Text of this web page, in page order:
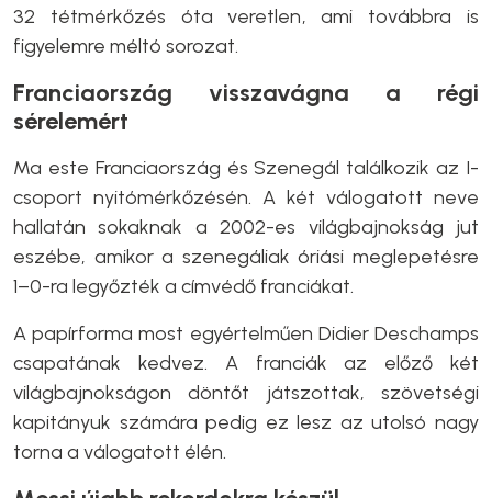
32 tétmérkőzés óta veretlen, ami továbbra is
figyelemre méltó sorozat.
Franciaország visszavágna a régi
sérelemért
Ma este Franciaország és Szenegál találkozik az I-
csoport nyitómérkőzésén. A két válogatott neve
hallatán sokaknak a 2002-es világbajnokság jut
eszébe, amikor a szenegáliak óriási meglepetésre
1–0-ra legyőzték a címvédő franciákat.
A papírforma most egyértelműen Didier Deschamps
csapatának kedvez. A franciák az előző két
világbajnokságon döntőt játszottak, szövetségi
kapitányuk számára pedig ez lesz az utolsó nagy
torna a válogatott élén.